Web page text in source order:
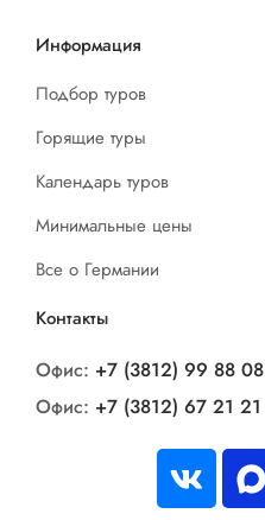
Информация
Подбор туров
Горящие туры
Календарь туров
Минимальные цены
Все о Германии
Контакты
Офис: +7 (3812) 99 88 08
Офис: +7 (3812) 67 21 21